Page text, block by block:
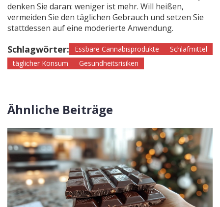
denken Sie daran: weniger ist mehr. Will heißen,
vermeiden Sie den täglichen Gebrauch und setzen Sie
stattdessen auf eine moderierte Anwendung.
Schlagwörter: Essbare Cannabisprodukte
Schlafmittel
täglicher Konsum
Gesundheitsrisiken
Ähnliche Beiträge